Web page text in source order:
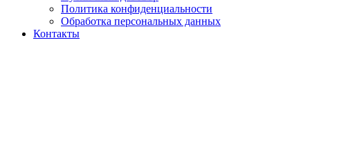
Политика конфиденциальности
Обработка персональных данных
Контакты